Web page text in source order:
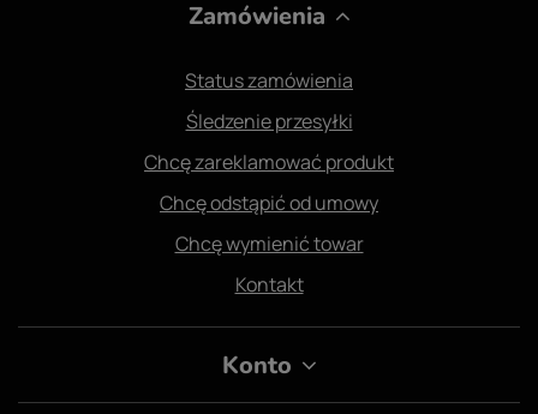
Zamówienia
Status zamówienia
Śledzenie przesyłki
Chcę zareklamować produkt
Chcę odstąpić od umowy
Chcę wymienić towar
Kontakt
Konto